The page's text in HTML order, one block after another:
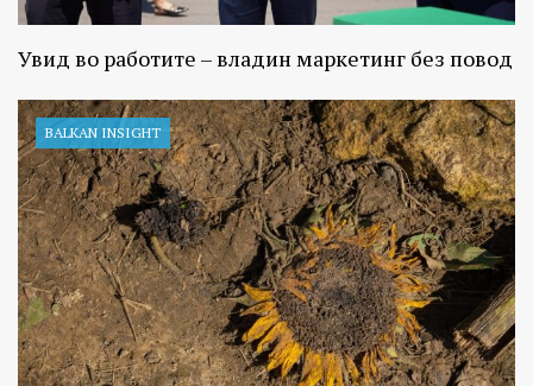
Увид во работите – владин маркетинг без повод
BALKAN INSIGHT